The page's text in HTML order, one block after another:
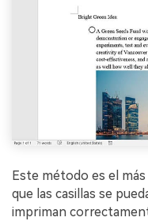
Este método es el
que las casillas se
impriman